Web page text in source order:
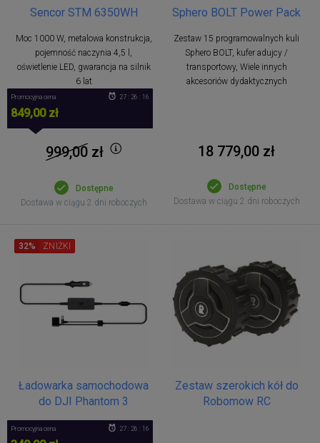
Sencor STM 6350WH
Moc 1000 W, metalowa konstrukcja,
pojemność naczynia 4,5 l,
oświetlenie LED, gwarancja na silnik
6 lat
Promocyjna cena
849,00 zł
27 : 26 : 16
999,00zł
Dostępne
Dostawa w ciągu 2 dni roboczych
Sphero BOLT Power Pack
Zestaw 15 programowalnych kuli
Sphero BOLT, kufer adujcy /
transportowy, Wiele innych
akcesoriów dydaktycznych
18 779,00 zł
Dostępne
Dostawa w ciągu 2 dni roboczych
Ładowarka samochodowa
do DJI Phantom 3
32% ZNIŻKI
Promocyjna cena 27 : 26 : 16
Zestaw szerokich kół do
Robomow RC